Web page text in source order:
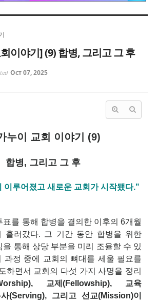
이야기] (9) 합병, 그리고 그 후
Oct 07, 2025
누이 교회 이야기 (9)
합병, 그리고 그 후
이루어졌고 새로운 교회가 시작됐다."
표를 통해 합병을 결의한 이후의 6개월
흘러갔다. 그 기간 동안 합병을 위한
을 통해 상당 부분을 미리 조율할 수 있
과정 중에 교회의 뼈대를 세울 필요를
하면서 교회의 다섯 가지 사명을 정리
교제(Fellowship), 교육
(Serving), 그리고 선교(Mission)이